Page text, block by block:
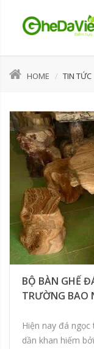
HOME TIN TỨC
BỘ BÀN GHẾ
TRƯỜNG BAO
Hiện nay đá
dần khan hiếm